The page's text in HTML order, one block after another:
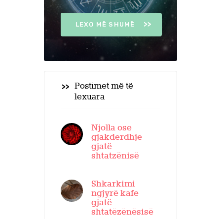
LEXO MË SHUMË
Postimet më të
lexuara
Njolla ose
gjakderdhje
gjatë
shtatzënisë
Shkarkimi
ngjyrë kafe
gjatë
shtatëzënësisë